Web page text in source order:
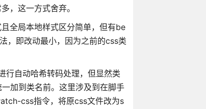
，这一方式舍弃。
全局本地样式区分简单，但有be
，即改动最小，因为之前的css类
自动哈希转码处理，但显然类
加到类名前。这里涉及到在脚手
css指令，将原css文件改为s